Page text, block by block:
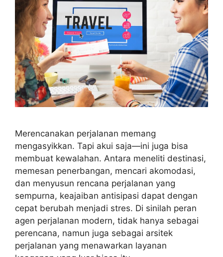
Merencanakan perjalanan memang
mengasyikkan. Tapi akui saja—ini juga bisa
membuat kewalahan. Antara meneliti destinasi,
memesan penerbangan, mencari akomodasi,
dan menyusun rencana perjalanan yang
sempurna, keajaiban antisipasi dapat dengan
cepat berubah menjadi stres. Di sinilah peran
agen perjalanan modern, tidak hanya sebagai
perencana, namun juga sebagai arsitek
perjalanan yang menawarkan layanan